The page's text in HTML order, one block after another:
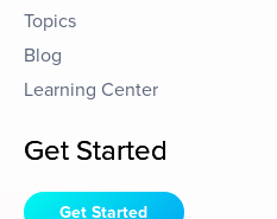
Topics
Blog
Learning Center
Get Started
Get Started